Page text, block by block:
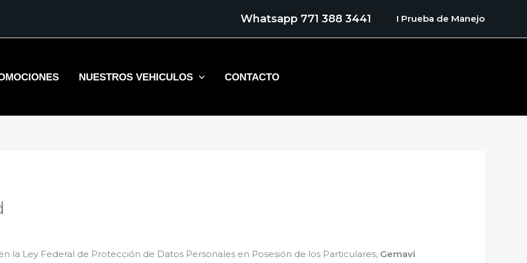
Whatsapp 771 388 3441 I Prueba de Manejo
NUESTROS VEHICULOS CONTACTO
la Ley Federal de Protección de Datos Personales en Posesión de los Particulares, Gemavi